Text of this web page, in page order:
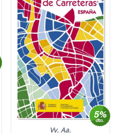
Vv. Aa.